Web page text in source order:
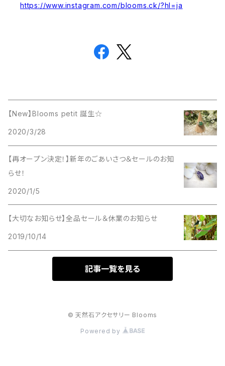
https://www.instagram.com/blooms.ck/?hl=ja
【New】Blooms petit 誕生☆
2020/3/28
【再オープン決定！】新年のごあいさつ＆セールのお知
らせ！
2020/1/5
【大切なお知らせ】全品セール＆休業のお知らせ
2019/10/14
記事一覧を見る
© 天然石アクセサリー Blooms
Powered by